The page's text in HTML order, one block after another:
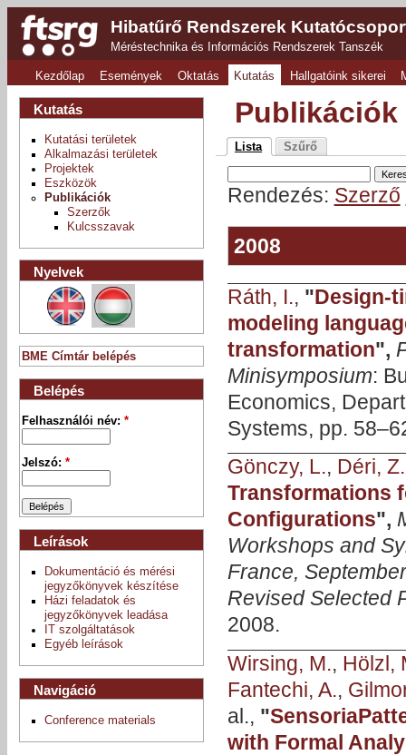
Hibatűrő Rendszerek
Méréstechnika és Információs Rendszerek Tanszék
Kezdőlap Események Oktatás Kutatás Hallgatóink sikerei
Publikációk
Lista Szűrő
Rendezés: Szerző
2008
Ráth, I., "Design-
modeling
transformation",
Minisymposium:
Economics,
Systems, pp.
Gönczy, L., Déri, Z.
Transformations
Configurations",
Workshops and
France,
Revised Selected
2008.
Wirsing, M., Hölzl,
Fantechi, A.,
al., "
with Formal
Kutatás
Kutatási területek
Alkalmazási területek
Projektek
Eszközök
Publikációk
Szerzők
Kulcsszavak
Nyelvek
BME Címtár belépés
Belépés
Felhasználói név:*
Jelszó:*
Leírások
Dokumentáció és mérési
jegyzőkönyvek készítése
Házi feladatok és
jegyzőkönyvek leadása
IT szolgáltatások
Egyéb leírások
Navigáció
Conference materials